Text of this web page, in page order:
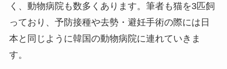
く、動物病院も数多くあります。筆者も猫を3匹飼
っており、予防接種や去勢・避妊手術の際には日
本と同じように韓国の動物病院に連れていきま
す。